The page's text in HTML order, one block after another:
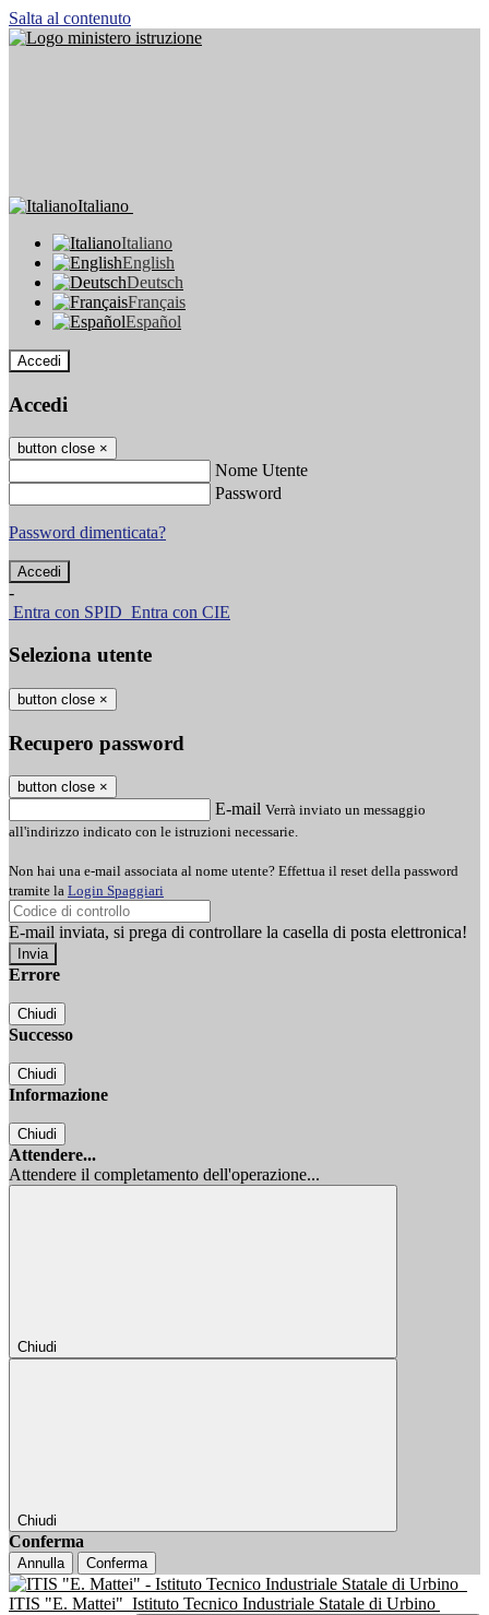
Salta al contenuto
Italiano
Italiano
English
Deutsch
Français
Español
Accedi
Accedi
button close ×
Nome Utente
Password
Password dimenticata?
-
Entra con SPID Entra con CIE
Seleziona utente
button close ×
Recupero password
button close ×
E-mail Verrà inviato un messaggio
all'indirizzo indicato con le istruzioni necessarie.
Non hai una e-mail associata al nome utente? Effettua il reset della password
tramite la Login Spaggiari
E-mail inviata, si prega di controllare la casella di posta elettronica!
Errore
Chiudi
Successo
Chiudi
Informazione
Chiudi
Attendere...
Attendere il completamento dell'operazione...
Chiudi
Chiudi
Conferma
Annulla Conferma
ITIS "E. Mattei" Istituto Tecnico Industriale Statale di Urbino